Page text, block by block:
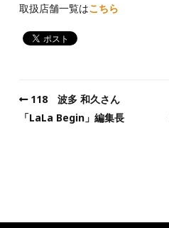
取扱店舗一覧はこちら
118 波多 和久さん
「LaLa Begin」編集長